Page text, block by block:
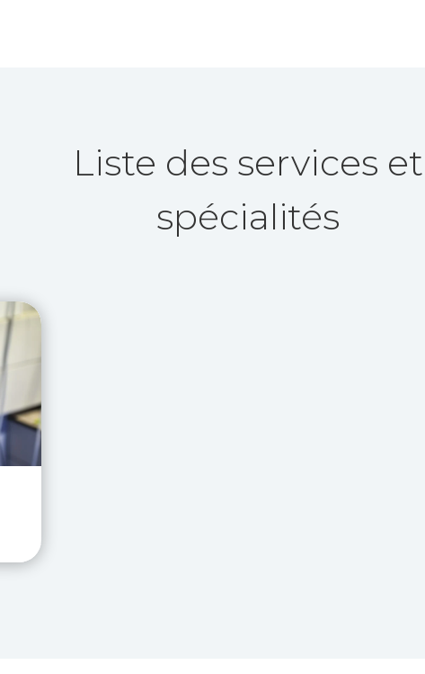
Liste des services et
spécialités